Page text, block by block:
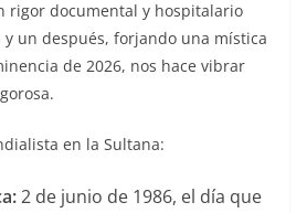
rigor documental y hospitalario
un después, forjando una mística
de 2026, nos hace vibrar
en la Sultana:
2 de junio de 1986, el día que